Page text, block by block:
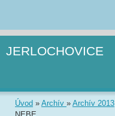
JERLOCHOVICE
Úvod » Archív » Archív 2013